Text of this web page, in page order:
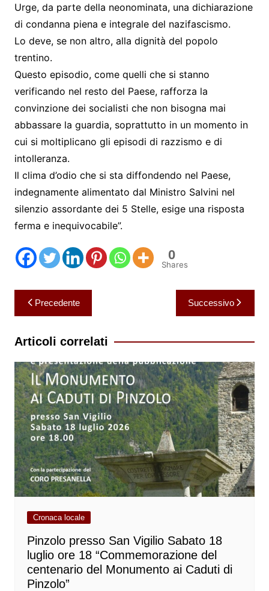
Urge, da parte della neonominata, una dichiarazione
di condanna piena e integrale del nazifascismo.
Lo deve, se non altro, alla dignità del popolo
trentino.
Questo episodio, come quelli che si stanno
verificando nel resto del Paese, rafforza la
convinzione dei socialisti che non bisogna mai
abbassare la guardia, soprattutto in un momento in
cui si moltiplicano gli episodi di razzismo e di
intolleranza.
Il clima d’odio che si sta diffondendo nel Paese,
indegnamente alimentato dal Ministro Salvini nel
silenzio assordante dei 5 Stelle, esige una risposta
ferma e inequivocabile”.
0
Shares
Navigazione
articoli
Precedente Successivo
Articoli correlati
Cronaca locale
Pinzolo presso San Vigilio Sabato 18
luglio ore 18 “Commemorazione del
centenario del Monumento ai Caduti di
Pinzolo”